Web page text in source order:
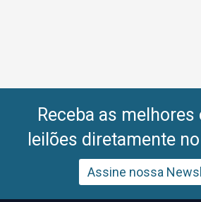
Receba as
leilões diretamente
Assine nossa